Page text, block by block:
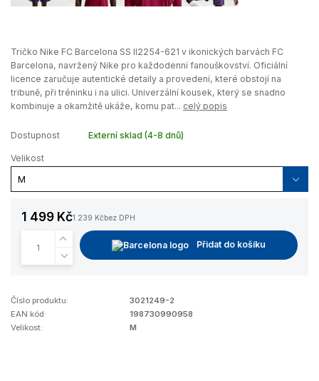
Tričko Nike FC Barcelona SS II2254-621 v ikonických barvách FC
Barcelona, navržený Nike pro každodenní fanouškovství. Oficiální
licence zaručuje autentické detaily a provedení, které obstojí na
tribuně, při tréninku i na ulici. Univerzální kousek, který se snadno
kombinuje a okamžitě ukáže, komu pat... celý popis
Dostupnost Externí sklad (4-8 dnů)
Velikost
1 499 Kč1 239 Kčbez DPH
Přidat do košíku
Číslo produktu:
3021249-2
EAN kód:
198730990958
Velikost:
M